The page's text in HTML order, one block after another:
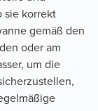
sie korrekt
gemäß den
oder am
um die